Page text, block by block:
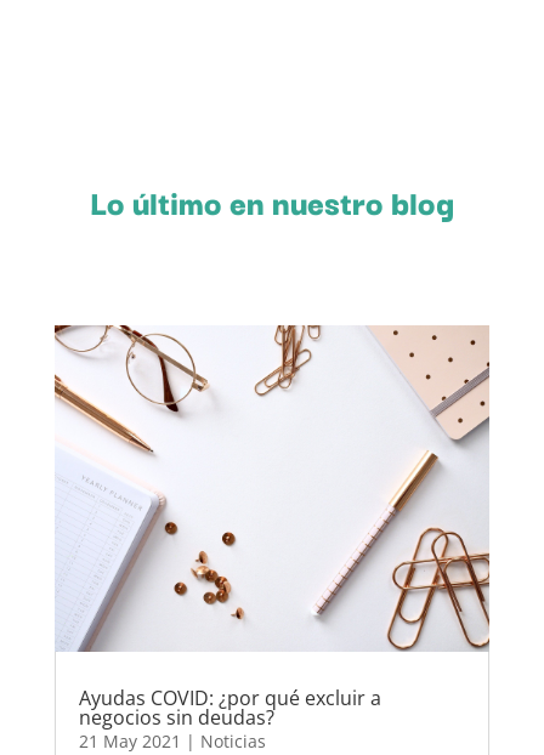
Lo último en nuestro blog
Ayudas COVID: ¿por qué excluir a
negocios sin deudas?
21 May 2021 | Noticias